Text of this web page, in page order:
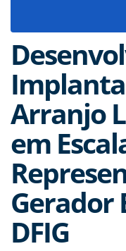
Arranjo
em
Gerador
DFIG